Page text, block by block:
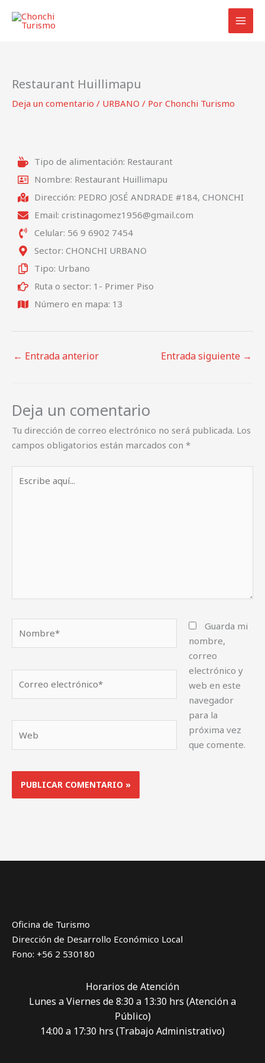
Restaurant Huillimapu
Deja un comentario / URBANO / Por Chonchi Turismo
Tipo de alimentación: Restaurant
Nombre: Restaurant Huillimapu
Dirección: PEDRO JOSÉ ANDRADE #184, CHONCHI
Email: cristinagomez1956@gmail.com
Celular: 56 9 6902 7454
Sector: CHONCHI URBANO
Tipo: Urbano
Ruta o sector: 1- Primer Piso
Número en mapa: 13
← Entrada anterior Entrada siguiente →
Deja un comentario
Tu dirección de correo electrónico no será publicada. Los
campos obligatorios están marcados con *
aquí...
electrónico*
Guarda mi
nombre,
correo
electrónico y
web en este
navegador
para la
próxima vez
que comente.
Oficina de Turismo
Dirección de Desarrollo Económico Local
Fono: +56 2 530180
Horarios de Atención
Lunes a Viernes de 8:30 a 13:30 hrs (Atención a
Público)
14:00 a 17:30 hrs (Trabajo Administrativo)